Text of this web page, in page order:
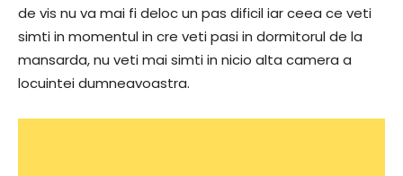
de vis nu va mai fi deloc un pas dificil iar ceea ce veti
simti in momentul in cre veti pasi in dormitorul de la
mansarda, nu veti mai simti in nicio alta camera a
locuintei dumneavoastra.